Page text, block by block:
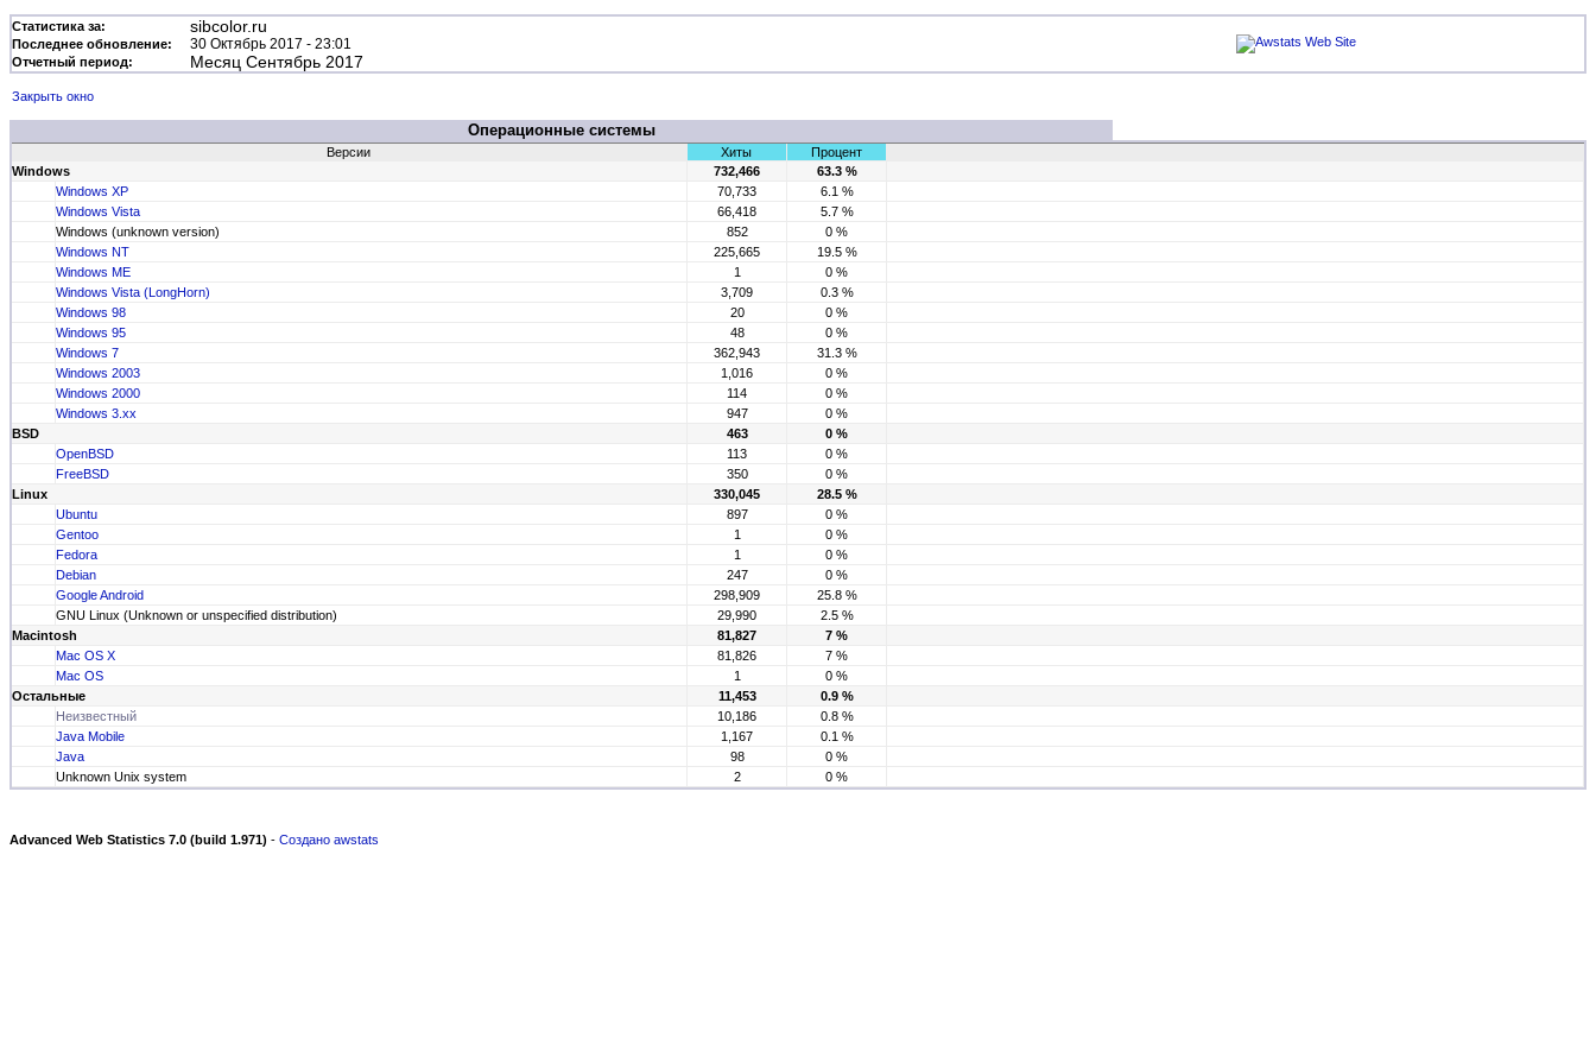
Статистика за: sibcolor.ru
Последнее обновление: 30 Октябрь 2017 - 23:01
Отчетный период: Месяц Сентябрь 2017
Закрыть окно
Операционные системы
Версии Хиты
Процент
Windows
732,466
63.3 %
Windows XP
70,733
6.1 %
Windows Vista
66,418
5.7 %
Windows (unknown version)
852
0 %
Windows NT
225,665
19.5 %
Windows ME
1
0 %
Windows Vista (LongHorn)
3,709
0.3 %
Windows 98
20
0 %
Windows 95
48
0 %
Windows 7
362,943
31.3 %
Windows 2003
1,016
0 %
Windows 2000
114
0 %
Windows 3.xx
947
0 %
BSD
463
0 %
OpenBSD
113
0 %
FreeBSD
350
0 %
Linux
330,045
28.5 %
Ubuntu
897
0 %
Gentoo
1
0 %
Fedora
1
0 %
Debian
247
0 %
Google Android
298,909
25.8 %
GNU Linux (Unknown or unspecified distribution)
29,990
2.5 %
Macintosh
81,827
7 %
Mac OS X
81,826
7 %
Mac OS
1
0 %
Остальные
11,453
0.9 %
Неизвестный
10,186
0.8 %
Java Mobile
1,167
0.1 %
Java
98
0 %
Unknown Unix system
2 0 %
Advanced Web Statistics 7.0 (build 1.971) - Создано awstats